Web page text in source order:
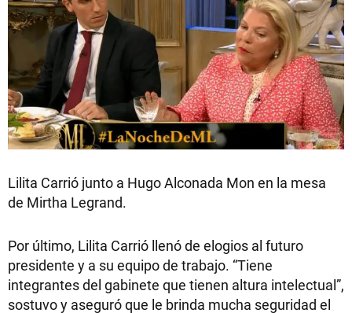
Lilita Carrió junto a Hugo Alconada Mon en la mesa
de Mirtha Legrand.
Por último, Lilita Carrió llenó de elogios al futuro
presidente y a su equipo de trabajo. “Tiene
integrantes del gabinete que tienen altura intelectual”,
sostuvo y aseguró que le brinda mucha seguridad el